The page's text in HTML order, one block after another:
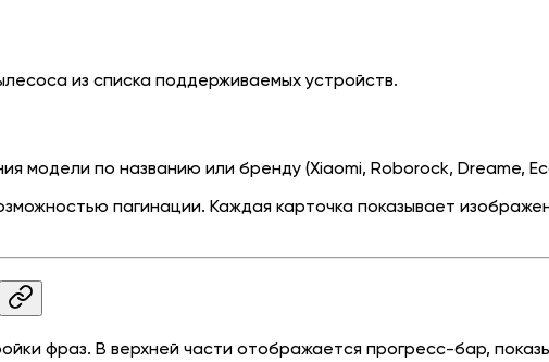
из списка поддерживаемых устройств.
модели по названию или бренду (Xiaomi, Roborock, Dreame,
пагинации. Каждая карточка показывает
фраз. В верхней части отображается прогресс-бар,